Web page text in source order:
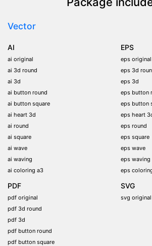
Vector
AI
ai original
ai 3d round
ai 3d
ai button round
ai button square
ai heart 3d
ai round
ai square
ai wave
ai waving
ai coloring a3
EPS
eps original
eps 3d
eps 3d
eps button
eps button
eps heart
eps round
eps square
eps wave
eps waving
eps
PDF
pdf original
pdf 3d round
pdf 3d
pdf button round
pdf button square
SVG
svg original